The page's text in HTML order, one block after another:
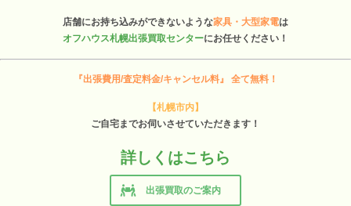
店舗にお持ち込みができないような家具・大型家電は
オフハウス札幌出張買取センターにお任せください！
『出張費用/査定料金/キャンセル料』 全て無料！
【札幌市内】
ご自宅までお伺いさせていただきます！
詳しくはこちら
出張買取のご案内